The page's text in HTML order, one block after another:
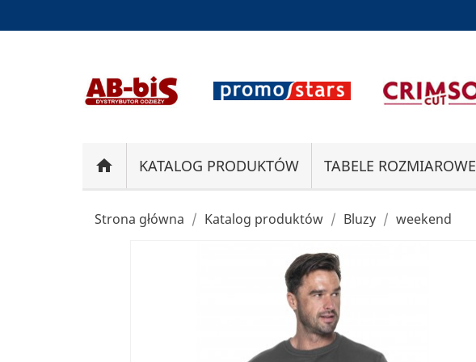
home KATALOG PRODUKTÓW TABELE ROZMIAROWE
Strona główna Katalog produktów Bluzy weekend